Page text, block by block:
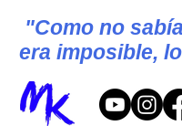
"Como no
era imposible,